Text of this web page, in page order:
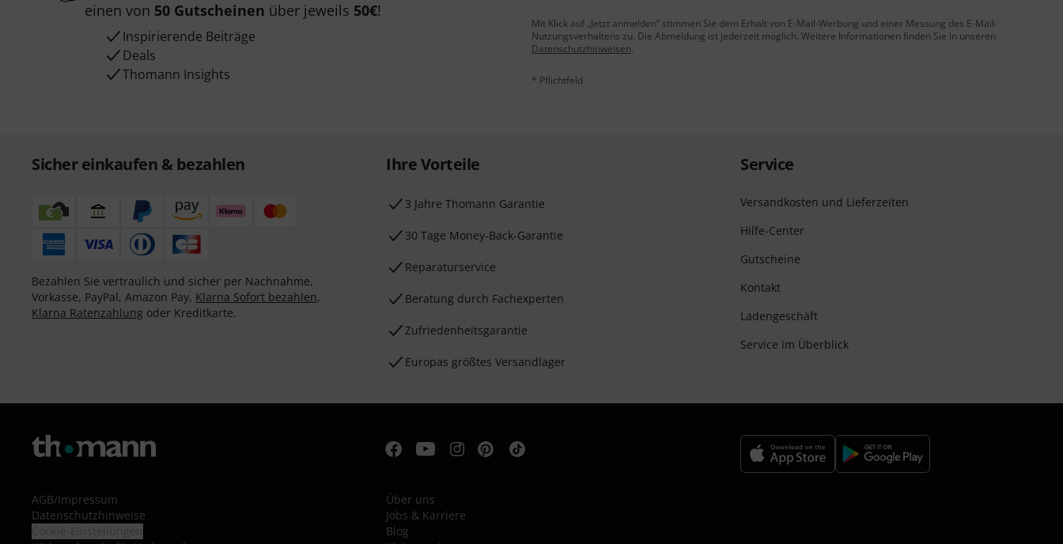
einen von 50 Gutscheinen über jeweils 50€!
Inspirierende Beiträge
Deals
Thomann Insights
Mit Klick auf „Jetzt anmelden“ stimmen Sie dem Erhalt von E-Mail-Werbung und einer Messung des E-Mail-
Nutzungsverhaltens zu. Die Abmeldung ist jederzeit möglich. Weitere Informationen finden Sie in unseren
Datenschutzhinweisen.
* Pflichtfeld
Sicher einkaufen & bezahlen
Bezahlen Sie vertraulich und sicher per Nachnahme,
Vorkasse, PayPal, Amazon Pay, Klarna Sofort bezahlen,
Klarna Ratenzahlung oder Kreditkarte.
Ihre Vorteile
3 Jahre Thomann Garantie
30 Tage Money-Back-Garantie
Reparaturservice
Beratung durch Fachexperten
Zufriedenheitsgarantie
Europas größtes Versandlager
Service
Versandkosten und Lieferzeiten
Hilfe-Center
Gutscheine
Kontakt
Ladengeschäft
Service im Überblick
AGB/Impressum
Datenschutzhinweise
Über uns
Jobs & Karriere
Blog